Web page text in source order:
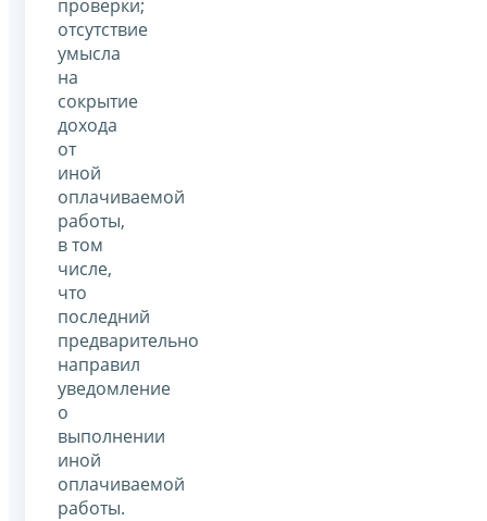
проверки;
отсутствие
умысла
на
сокрытие
дохода
от
иной
оплачиваемой
работы,
в том
числе,
что
последний
предварительно
направил
уведомление
о
выполнении
иной
оплачиваемой
работы.